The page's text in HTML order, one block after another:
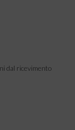
dal ricevimento